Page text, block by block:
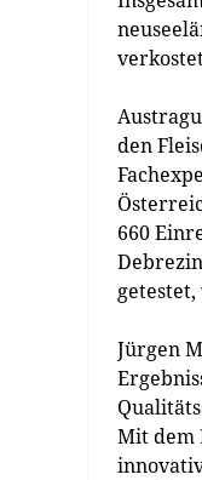
den
660
Jürgen
Mit dem